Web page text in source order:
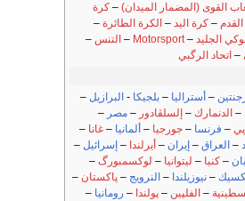
القوى (المضمار الميدان) – كرة
– كرة اليد – الكرة الطائرة –
الجليد –
Motorsport
– التنس –
– اتحاد الرگبي
– أستراليا – بلجيكا - البرازيل –
– الدنمارك – إلسلڤادور – مصر –
– فرنسا – جورجيا – ألمانيا – غانا –
– العراق – إيران – أيرلندا – إسرائيل –
– كنيا – ليتوانيا – لوكسمبورگ –
– نيوزيلندا – النرويج – پاكستان –
– الفلپين – پولندا – رومانيا –